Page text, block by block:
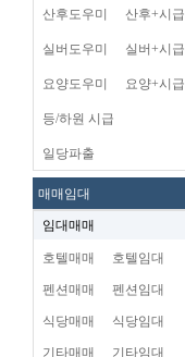
산후도우미 산후+시급
실버도우미 실버+시급
요양도우미 요양+시급
등/하원 시급
일당파출
매매임대
임대매매
호텔매매 호텔임대
펜션매매 펜션임대
식당매매 식당임대
기타매매 기타임대